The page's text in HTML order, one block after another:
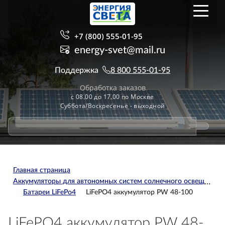
+7 (800) 555-01-95
energy-svet@mail.ru
Поддержка 8 800 555-01-95
Обработка заказов
с 08.00 до 17.00 по Москве
Суббота/Воскресенье - выходной
Главная страница
Аккумуляторы для автономных систем солнечного освещения
Батареи LiFePo4 LiFePO4 аккумулятор PW 48-100